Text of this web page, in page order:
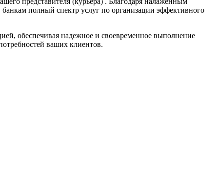
полный спектр услуг по организации эффективного
обеспечивая надежное и своевременное выполнение
ваших клиентов.